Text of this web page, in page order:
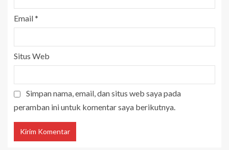
Email*
Situs Web
Simpan nama, email, dan situs web saya pada
peramban ini untuk komentar saya berikutnya.